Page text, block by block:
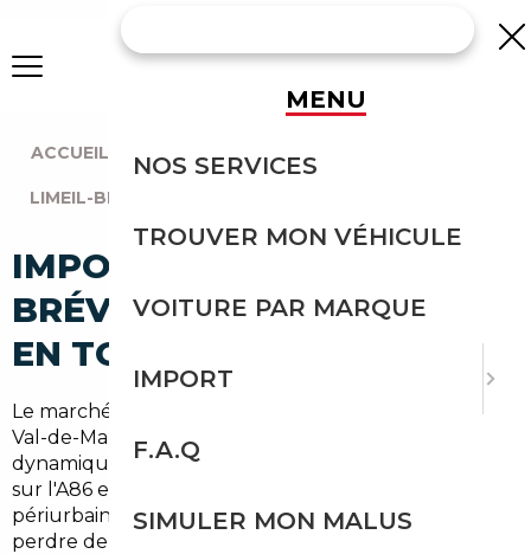
ACCUEIL AGENCE PARIS
LIMEIL-BRÉVANNES (94450)
IMPORT VOITURE À LIMEIL-
BRÉVANNES : IMPORTEZ
EN TOUTE SÉCURITÉ
Le marché automobile à Limeil-Brévannes, dans le
Val-de-Marne (94) et la région Île-de-France, est très
dynamique : habitants qui travaillent à Paris, trajets
sur l'A86 et déplacements quotidiens en zone
périurbaine. Pour trouver une bonne affaire sans
perdre de temps, faire appel à un
MENU
NOS SERVICES
TROUVER MON VÉHICULE
VOITURE PAR MARQUE
IMPORT
F.A.Q
SIMULER MON MALUS